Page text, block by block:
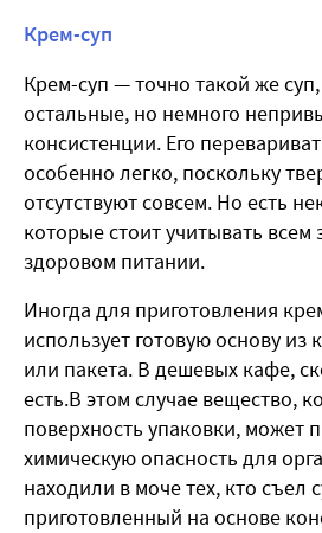
Крем-суп
Крем-суп — точно такой же
остальные, но немного
консистенции. Его
особенно легко, поскольку
отсутствуют совсем. Но есть
которые стоит учитывать всем
здоровом питании.
Иногда для приготовления
использует готовую основу из
или пакета. В дешевых кафе,
есть.В этом случае вещество,
поверхность упаковки, может
химическую опасность для
находили в моче тех, кто съел
приготовленный на основе